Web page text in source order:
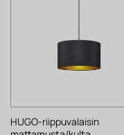
HUGO-riippuvalaisin